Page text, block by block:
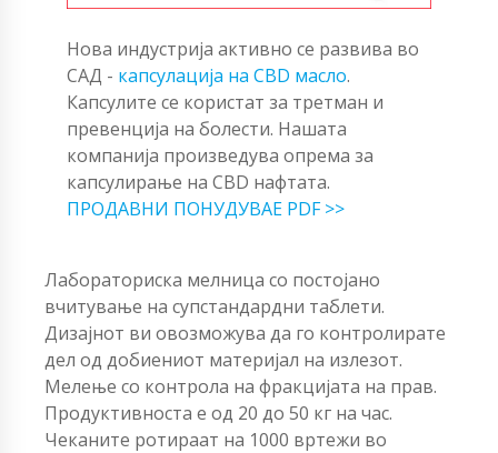
Нова индустрија активно се развива во
САД - капсулација на CBD масло.
Капсулите се користат за третман и
превенција на болести. Нашата
компанија произведува опрема за
капсулирање на CBD нафтата.
ПРОДАВНИ ПОНУДУВАЕ PDF >>
Лабораториска мелница со постојано
вчитување на супстандардни таблети.
Дизајнот ви овозможува да го контролирате
дел од добиениот материјал на излезот.
Мелење со контрола на фракцијата на прав.
Продуктивноста е од 20 до 50 кг на час.
Чеканите ротираат на 1000 вртежи во